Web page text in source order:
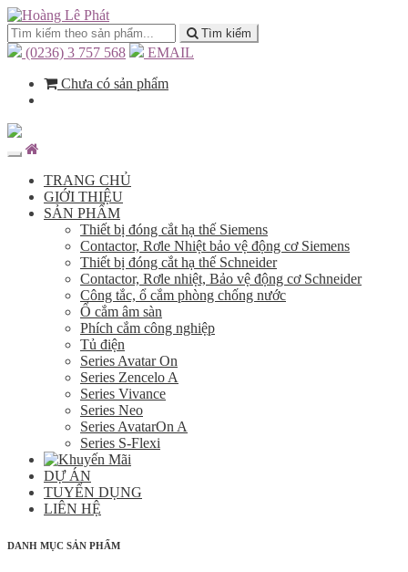
Tìm kiếm
(0236) 3 757 568
EMAIL
Chưa có sản phẩm
TRANG CHỦ
GIỚI THIỆU
SẢN PHẨM
Thiết bị đóng cắt hạ thế Siemens
Contactor, Rơle Nhiệt bảo vệ động cơ Siemens
Thiết bị đóng cắt hạ thế Schneider
Contactor, Rơle nhiệt, Bảo vệ động cơ Schneider
Công tắc, ổ cắm phòng chống nước
Ổ cắm âm sàn
Phích cắm công nghiệp
Tủ điện
Series Avatar On
Series Zencelo A
Series Vivance
Series Neo
Series AvatarOn A
Series S-Flexi
DỰ ÁN
TUYỂN DỤNG
LIÊN HỆ
DANH MỤC SẢN PHẨM